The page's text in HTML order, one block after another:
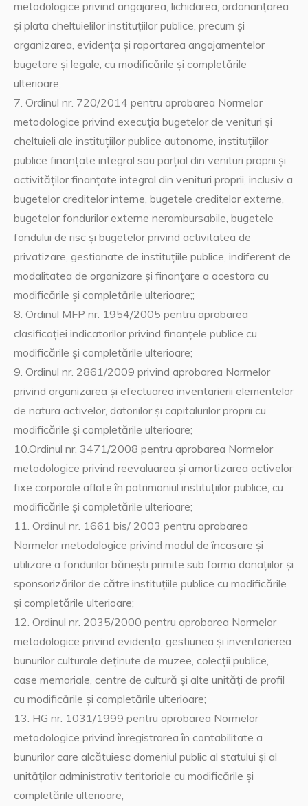
metodologice privind angajarea, lichidarea, ordonanţarea
şi plata cheltuielilor instituţiilor publice, precum şi
organizarea, evidenţa şi raportarea angajamentelor
bugetare şi legale, cu modificările şi completările
ulterioare;
7. Ordinul nr. 720/2014 pentru aprobarea Normelor
metodologice privind execuţia bugetelor de venituri şi
cheltuieli ale instituţiilor publice autonome, instituţiilor
publice finanţate integral sau parţial din venituri proprii şi
activităţilor finanţate integral din venituri proprii, inclusiv a
bugetelor creditelor interne, bugetele creditelor externe,
bugetelor fondurilor externe nerambursabile, bugetele
fondului de risc şi bugetelor privind activitatea de
privatizare, gestionate de instituţiile publice, indiferent de
modalitatea de organizare şi finanţare a acestora cu
modificările şi completările ulterioare;;
8. Ordinul MFP nr. 1954/2005 pentru aprobarea
clasificaţiei indicatorilor privind finanţele publice cu
modificările şi completările ulterioare;
9. Ordinul nr. 2861/2009 privind aprobarea Normelor
privind organizarea şi efectuarea inventarierii elementelor
de natura activelor, datoriilor şi capitalurilor proprii cu
modificările şi completările ulterioare;
10.Ordinul nr. 3471/2008 pentru aprobarea Normelor
metodologice privind reevaluarea şi amortizarea activelor
fixe corporale aflate în patrimoniul instituţiilor publice, cu
modificările şi completările ulterioare;
11. Ordinul nr. 1661 bis/ 2003 pentru aprobarea
Normelor metodologice privind modul de încasare şi
utilizare a fondurilor băneşti primite sub forma donaţiilor şi
sponsorizărilor de către instituţiile publice cu modificările
şi completările ulterioare;
12. Ordinul nr. 2035/2000 pentru aprobarea Normelor
metodologice privind evidenţa, gestiunea şi inventarierea
bunurilor culturale deţinute de muzee, colecţii publice,
case memoriale, centre de cultură şi alte unităţi de profil
cu modificările şi completările ulterioare;
13. HG nr. 1031/1999 pentru aprobarea Normelor
metodologice privind înregistrarea în contabilitate a
bunurilor care alcătuiesc domeniul public al statului şi al
unităţilor administrativ teritoriale cu modificările şi
completările ulterioare;